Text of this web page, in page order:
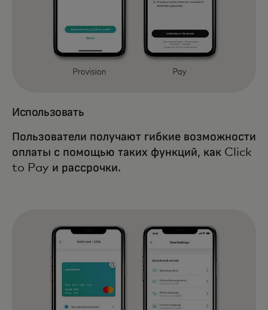
Использовать
Пользователи получают гибкие возможности
оплаты с помощью таких функций, как Click
to Pay и рассрочки.